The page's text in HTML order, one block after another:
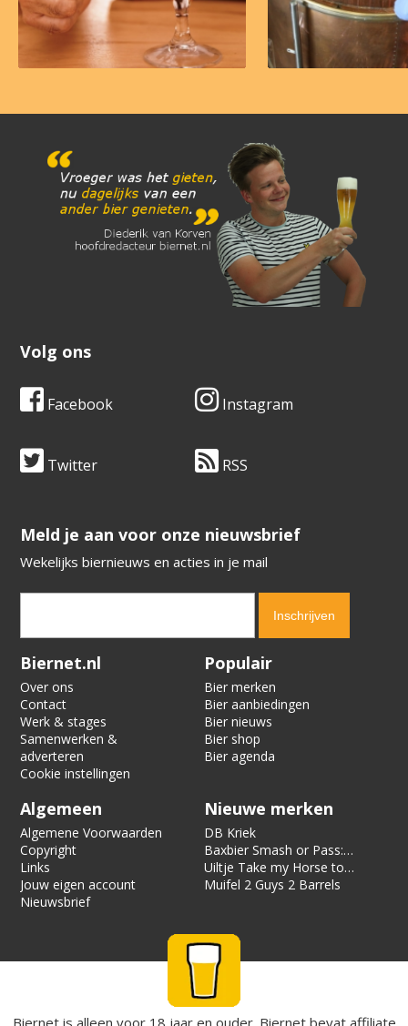
Volg ons
Facebook Instagram
Twitter RSS
​​​​​​​Meld je aan voor onze nieuwsbrief
Wekelijks biernieuws en acties in je mail
Verification code:
Biernet.nl
Over ons
Contact
Werk & stages
Samenwerken &
adverteren
Cookie instellingen
Populair
Bier merken
Bier aanbiedingen
Bier nieuws
Bier shop
Bier agenda
Algemeen
Algemene Voorwaarden
Copyright
Links
Jouw eigen account
Nieuwsbrief
Nieuwe merken
DB Kriek
Baxbier Smash or Pass:
Strata
Uiltje Take my Horse to
the Hotel Room
Muifel 2 Guys 2 Barrels